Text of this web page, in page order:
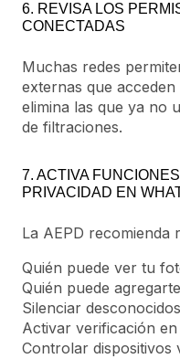
6. REVISA LOS
CONECTADAS
Muchas redes
externas que
elimina las que ya no
de filtraciones.
7. ACTIVA
PRIVACIDAD EN
La AEPD recomienda
Quién puede ver tu
Quién puede
Silenciar
Activar verificación en
Controlar dispositivos